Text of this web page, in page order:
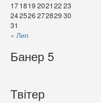
171819 2021 22 23
242526 272829 30
31
« Лип
Банер 5
Твітер